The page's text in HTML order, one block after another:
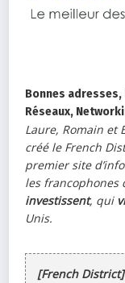
Bonnes
Réseaux,
Laure, Romain et
créé le French
premier site
les francophones
investissent, qui
Unis.
[French